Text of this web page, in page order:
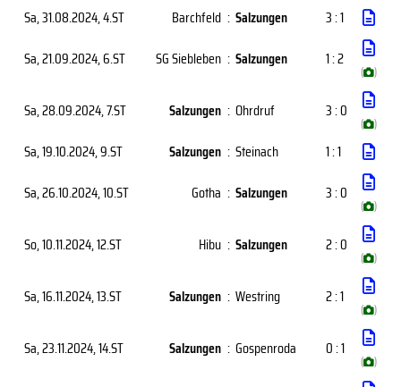
Sa, 31.08.2024, 4.ST Barchfeld : Salzungen
3 : 1
Sa, 21.09.2024, 6.ST SG Siebleben : Salzungen 1 : 2
( )
Sa, 28.09.2024, 7.ST Salzungen : Ohrdruf 3 : 0
( )
Sa, 19.10.2024, 9.ST Salzungen : Steinach
1 : 1
Sa, 26.10.2024, 10.ST Gotha : Salzungen 3 : 0
( )
So, 10.11.2024, 12.ST Hibu : Salzungen 2 : 0
( )
Sa, 16.11.2024, 13.ST Salzungen : Westring 2 : 1
( )
Sa, 23.11.2024, 14.ST Salzungen : Gospenroda 0 : 1
( )